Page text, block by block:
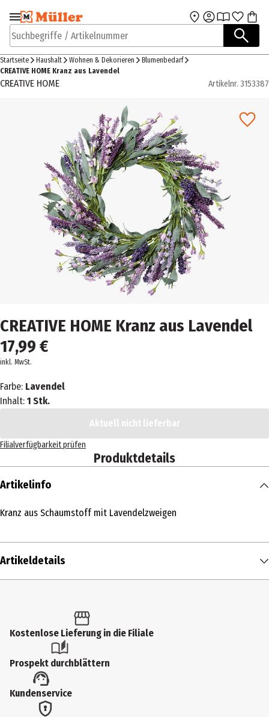
Zur Navigation
springen
Zum Hauptinhalt
Suchbegriffe / Artikelnummer
Startseite Haushalt Wohnen & Dekorieren
Blumenbedarf
CREATIVE HOME Kranz aus Lavendel
CREATIVE HOME Artikelnr. 3153387
CREATIVE HOME Kranz aus Lavendel
17,99 €
inkl. MwSt.
Farbe: Lavendel
Inhalt: 1 Stk.
Aktuell nicht lieferbar
Filialverfügbarkeit prüfen
Produktdetails
Artikelinfo
Kranz aus Schaumstoff mit Lavendelzweigen
Artikeldetails
Produkttyp
Kunstblumen
Durchmesser
30 cm
Kostenlose Lieferung in die Filiale
Prospekt durchblättern
Kundenservice